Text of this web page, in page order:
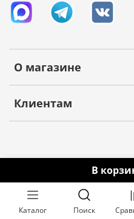
В
О магазине
Клиентам
Каталог Поиск